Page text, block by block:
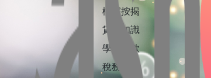
樓宇按揭
貸款知識
學生貸款
稅務貸款